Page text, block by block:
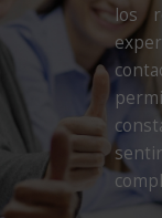
los